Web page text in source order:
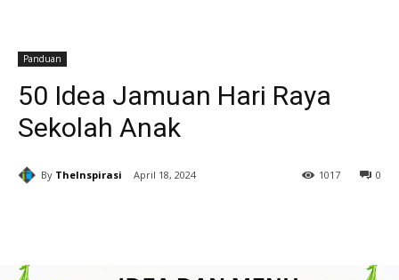
Panduan
50 Idea Jamuan Hari Raya
Sekolah Anak
By TheInspirasi April 18, 2024 0
1017